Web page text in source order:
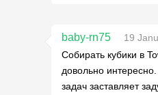
baby-rn75
19
Собирать кубики в
довольно
задач заставляет